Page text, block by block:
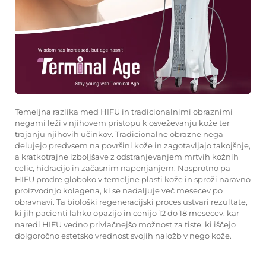
Temeljna razlika med HIFU in tradicionalnimi obraznimi
negami leži v njihovem pristopu k osveževanju kože ter
trajanju njihovih učinkov. Tradicionalne obrazne nega
delujejo predvsem na površini kože in zagotavljajo takojšnje,
a kratkotrajne izboljšave z odstranjevanjem mrtvih kožnih
celic, hidracijo in začasnim napenjanjem. Nasprotno pa
HIFU prodre globoko v temeljne plasti kože in sproži naravno
proizvodnjo kolagena, ki se nadaljuje več mesecev po
obravnavi. Ta biološki regeneracijski proces ustvari rezultate,
ki jih pacienti lahko opazijo in cenijo 12 do 18 mesecev, kar
naredi HIFU vedno privlačnejšo možnost za tiste, ki iščejo
dolgoročno estetsko vrednost svojih naložb v nego kože.